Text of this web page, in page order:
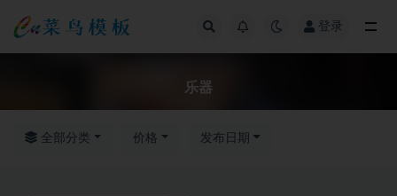
登录
乐器
全部分类 价格 发布日期